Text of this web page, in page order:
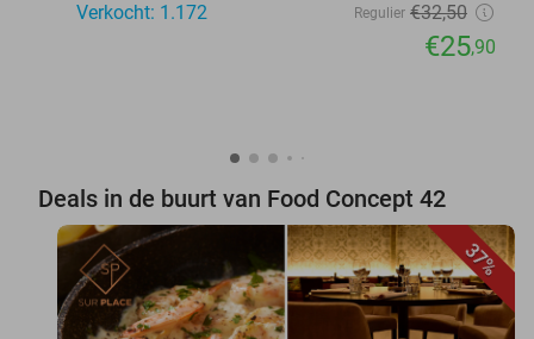
Verkocht: 1.172
Regulier €32,50
€25,90
Deals in de buurt van Food Concept 42
37%